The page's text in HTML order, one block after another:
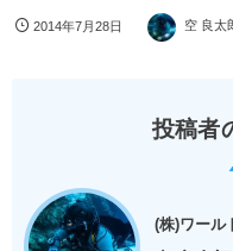
2014年7月28日 空 良太
投稿者
(株)ワール